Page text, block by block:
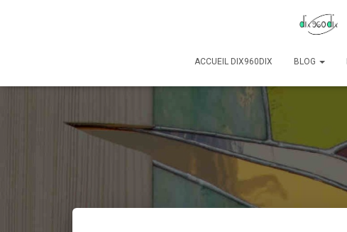
ACCUEIL DIX960DIX BLOG